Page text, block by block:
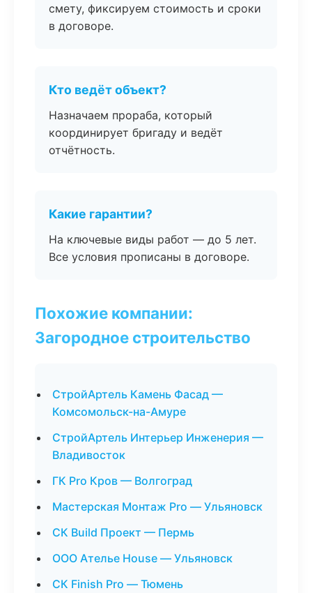
смету, фиксируем стоимость и сроки
в договоре.
Кто ведёт объект?
Назначаем прораба, который
координирует бригаду и ведёт
отчётность.
Какие гарантии?
На ключевые виды работ — до 5 лет.
Все условия прописаны в договоре.
Похожие компании:
Загородное строительство
СтройАртель Камень Фасад —
Комсомольск-на-Амуре
СтройАртель Интерьер Инженерия —
Владивосток
ГК Pro Кров — Волгоград
Мастерская Монтаж Pro — Ульяновск
СК Build Проект — Пермь
ООО Ателье House — Ульяновск
СК Finish Pro — Тюмень